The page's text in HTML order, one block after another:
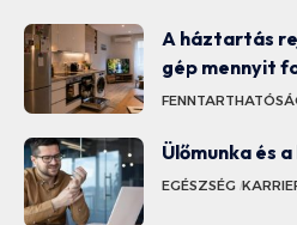
A háztartás
gép mennyit
Ülőmunka és
EGÉSZSÉG